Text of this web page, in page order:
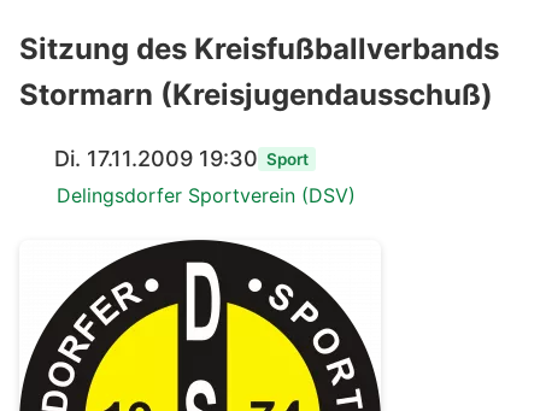
Sitzung des Kreisfußballverbands
Stormarn (Kreisjugendausschuß)
Di. 17.11.2009 19:30 Sport
Delingsdorfer Sportverein (DSV)